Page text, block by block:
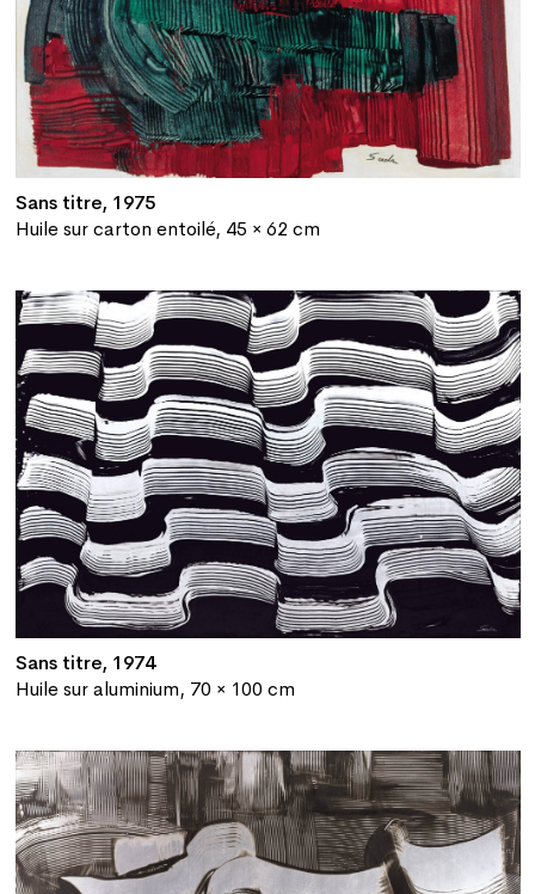
Sans titre, 1975
Huile sur carton entoilé, 45 × 62 cm
Sans titre, 1974
Huile sur aluminium, 70 × 100 cm